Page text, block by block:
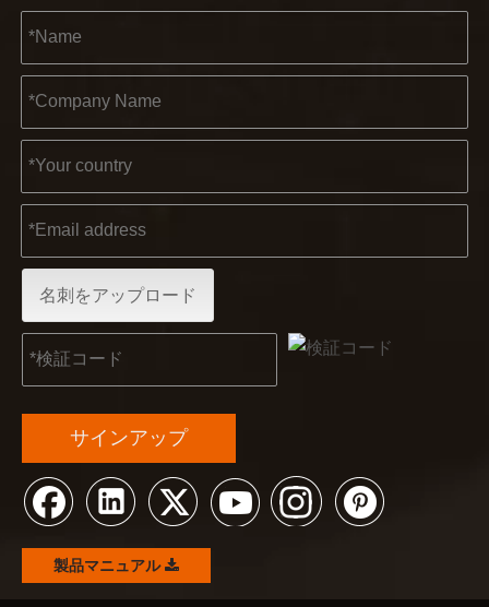
名刺をアップロード
サインアップ
製品マニュアル